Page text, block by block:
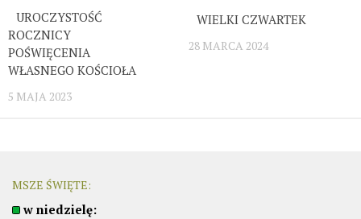
UROCZYSTOŚĆ
ROCZNICY
POŚWIĘCENIA
WŁASNEGO KOŚCIOŁA
5 MAJA 2023
WIELKI CZWARTEK
28 MARCA 2024
MSZE ŚWIĘTE:
w niedzielę: